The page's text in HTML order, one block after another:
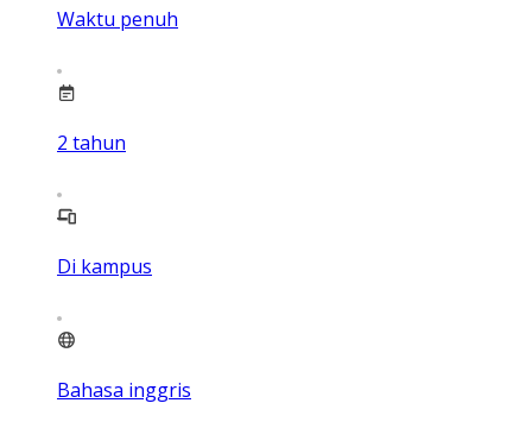
Waktu penuh
2 tahun
Di kampus
Bahasa inggris